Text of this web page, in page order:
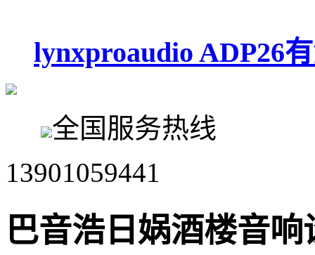
lynxproaudio ADP26
全国服务热线
13901059441
巴音浩日娲酒楼音